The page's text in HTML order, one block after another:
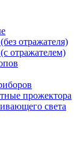
отражателя)
отражателем)
прожектора
света